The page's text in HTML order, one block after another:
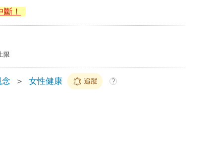
！
限
念 ＞ 女性健康 追蹤 ?